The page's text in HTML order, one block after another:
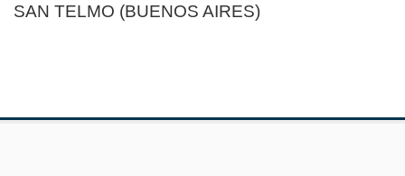
SAN TELMO (BUENOS AIRES)